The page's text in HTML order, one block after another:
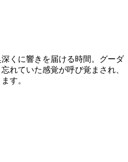
くに響きを届ける時間。グーダ
れていた感覚が呼び覚まされ、
す。